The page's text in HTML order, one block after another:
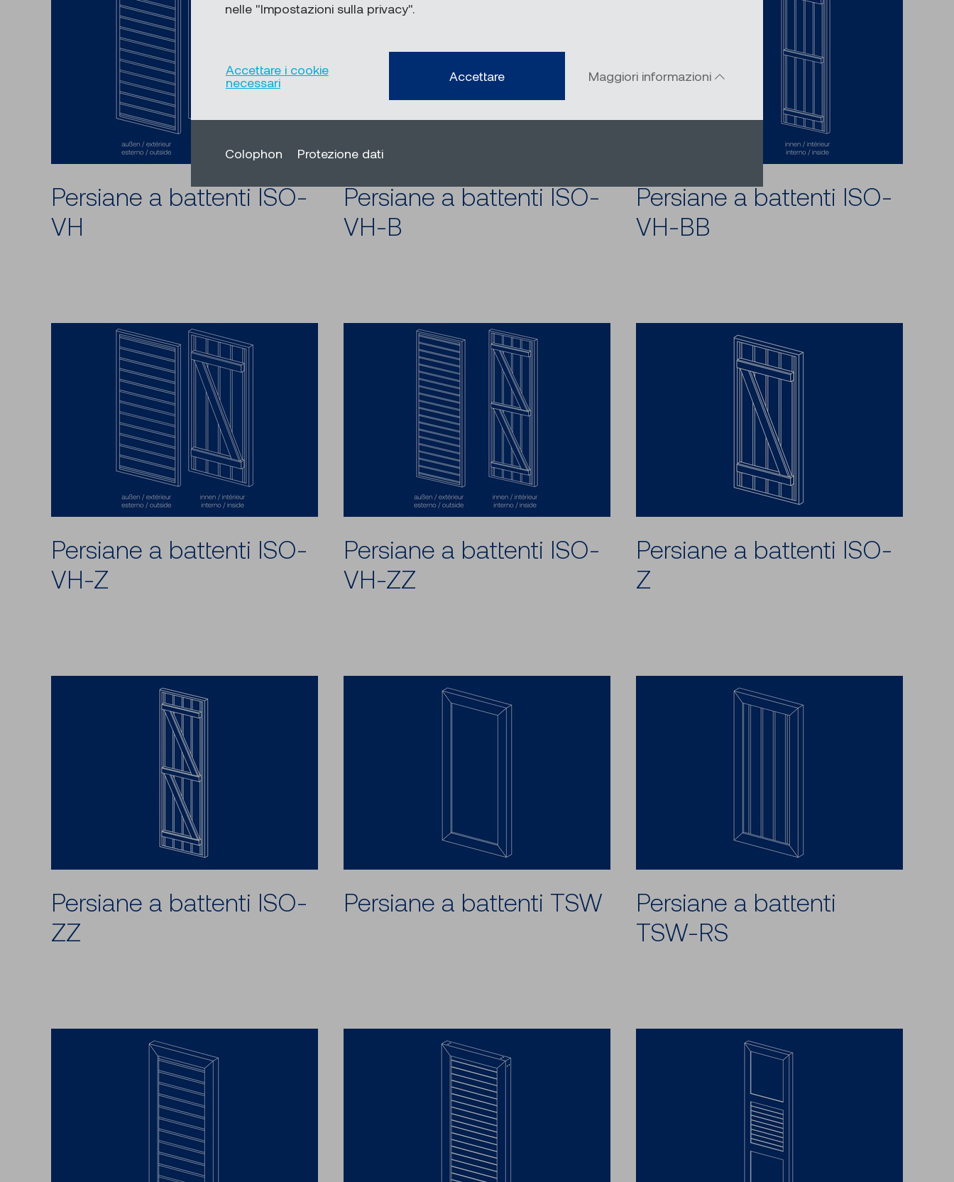
nelle "Impostazioni sulla privacy".
Accettare i cookie
necessari
Accettare Maggiori informazioni
Colophon Protezione dati
Persiane a battenti ISO-
VH
Persiane a battenti ISO-
VH-B
Persiane a battenti ISO-
VH-BB
Persiane a battenti ISO-
VH-Z
Persiane a battenti ISO-
VH-ZZ
Persiane a battenti ISO-
Z
Persiane a battenti ISO-
ZZ
Persiane a battenti TSW
Persiane a battenti
TSW-RS